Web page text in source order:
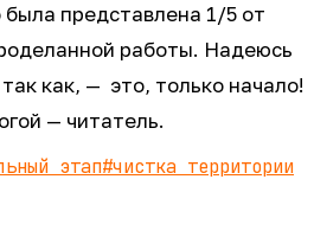
представлена 1/5 от
работы. Надеюсь
как, — это, только начало!
— читатель.
этап#чистка территории